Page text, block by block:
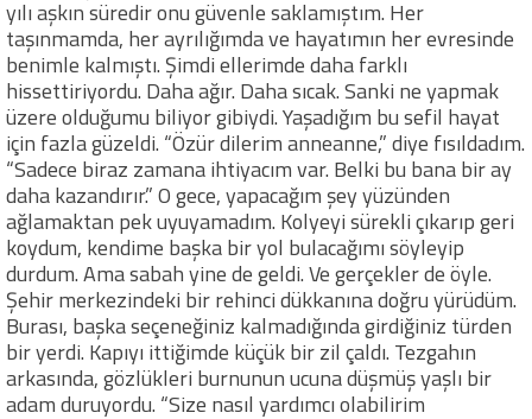
yılı aşkın süredir onu güvenle saklamıştım. Her
taşınmamda, her ayrılığımda ve hayatımın her evresinde
benimle kalmıştı. Şimdi ellerimde daha farklı
hissettiriyordu. Daha ağır. Daha sıcak. Sanki ne yapmak
üzere olduğumu biliyor gibiydi. Yaşadığım bu sefil hayat
için fazla güzeldi. “Özür dilerim anneanne,” diye fısıldadım.
“Sadece biraz zamana ihtiyacım var. Belki bu bana bir ay
daha kazandırır.” O gece, yapacağım şey yüzünden
ağlamaktan pek uyuyamadım. Kolyeyi sürekli çıkarıp geri
koydum, kendime başka bir yol bulacağımı söyleyip
durdum. Ama sabah yine de geldi. Ve gerçekler de öyle.
Şehir merkezindeki bir rehinci dükkanına doğru yürüdüm.
Burası, başka seçeneğiniz kalmadığında girdiğiniz türden
bir yerdi. Kapıyı ittiğimde küçük bir zil çaldı. Tezgahın
arkasında, gözlükleri burnunun ucuna düşmüş yaşlı bir
adam duruyordu. “Size nasıl yardımcı olabilirim